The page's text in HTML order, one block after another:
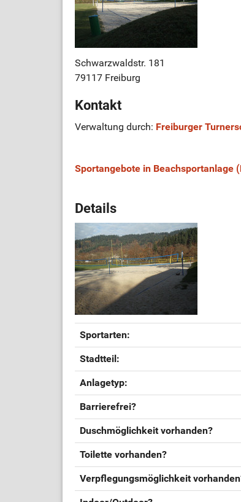
Schwarzwaldstr. 181
79117 Freiburg
Kontakt
Verwaltung durch: Freiburger
Sportangebote in Beachsportanlage
Details
Sportarten:
Stadtteil:
Anlagetyp:
Barrierefrei?
Duschmöglichkeit vorhanden?
Toilette vorhanden?
Verpflegungsmöglichkeit